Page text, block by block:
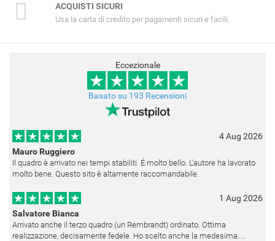
ACQUISTI SICURI
Usa la carta di credito per pagamenti sicuri e facili.
Eccezionale
Basato su 193 Recensioni
4 Aug 2026
Mauro Ruggiero
Il quadro è arrivato nei tempi stabiliti. É molto bello. L'autore ha lavorato
molto bene. Questo sito è altamente raccomandabile.
1 Aug 2026
Salvatore Bianca
Arrivato anche il terzo quadro (un Rembrandt) ordinato. Ottima
realizzazione, decisamente fedele. Ho scelto anche la medesima